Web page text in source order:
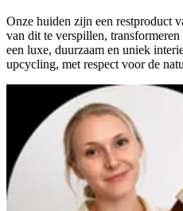
Onze huiden zijn een restproduct
van dit te verspillen,
een luxe, duurzaam en uniek
upcycling, met respect voor de